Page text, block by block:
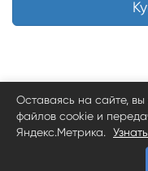
Оставаясь на сайте,
файлов cookie и
Яндекс.Метрика.